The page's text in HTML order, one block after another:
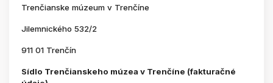
Trenčianske múzeum v Trenčíne
Jilemnického 532/2
911 01 Trenčín
Sídlo Trenčianskeho múzea v Trenčíne (fakturačné